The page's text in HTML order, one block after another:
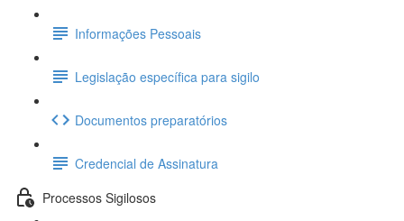
Informações Pessoais
Legislação específica para sigilo
Documentos preparatórios
Credencial de Assinatura
Processos Sigilosos